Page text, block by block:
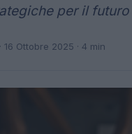
per il
· 16 Ottobre 2025 · 4 min